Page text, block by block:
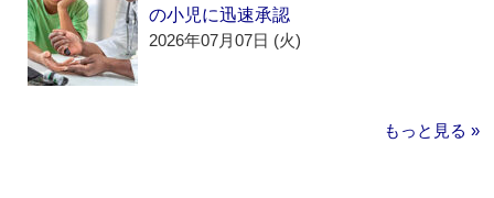
の小児に迅速承認
2026年07月07日 (火)
もっと見る »